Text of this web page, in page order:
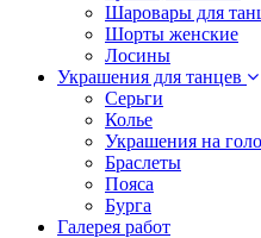
Шаровары для
Шорты женские
Лосины
Украшения для танцев
Серьги
Колье
Украшения на
Браслеты
Пояса
Бурга
Галерея работ